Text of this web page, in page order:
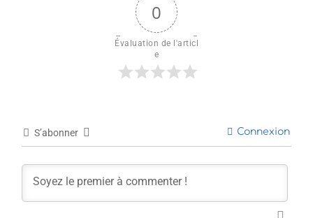
0
Évaluation de l'articl
e
S’abonner Connexion